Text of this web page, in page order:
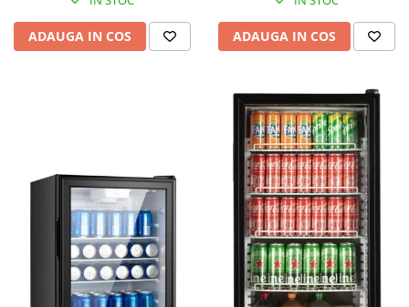
ADAUGA IN COS ADAUGA IN COS